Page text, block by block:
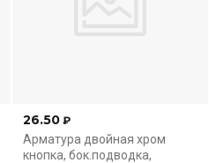
26.50 ₽
Арматура двойная хром
кнопка, бок.подводка,